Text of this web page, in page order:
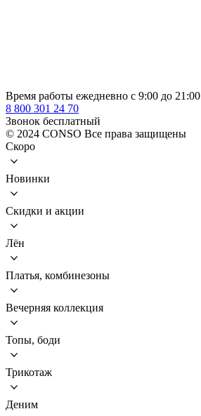
Время работы ежедневно с 9:00 до 21:00
8 800 301 24 70
Звонок бесплатный
© 2024 CONSO Все права защищены
Скоро
Новинки
Скидки и акции
Лён
Платья, комбинезоны
Вечерняя коллекция
Топы, боди
Трикотаж
Деним